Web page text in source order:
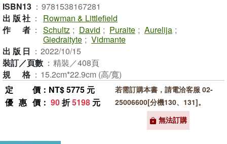
ISBN13 ： 9781538167281
出版社 ：
Rowman & Littlefield
作者 ： Schultz ; David ; Puraite ; Aurelija ;
Giedraityte ; Vidmante
出版日 ： 2022/10/15
裝訂／頁數 ： 精裝／408頁
規格 ： 15.2cm*22.9cm (高/寬)
定價 ：NT$ 5775 元
優惠價 ： 90折5198 元
若需訂購本書，請電洽客服 02-
25006600[分機130、131]。
無法訂購